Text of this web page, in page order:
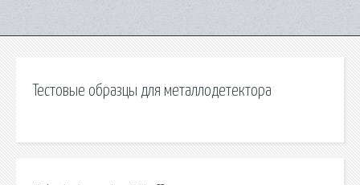
Тестовые образцы для металлодетектора